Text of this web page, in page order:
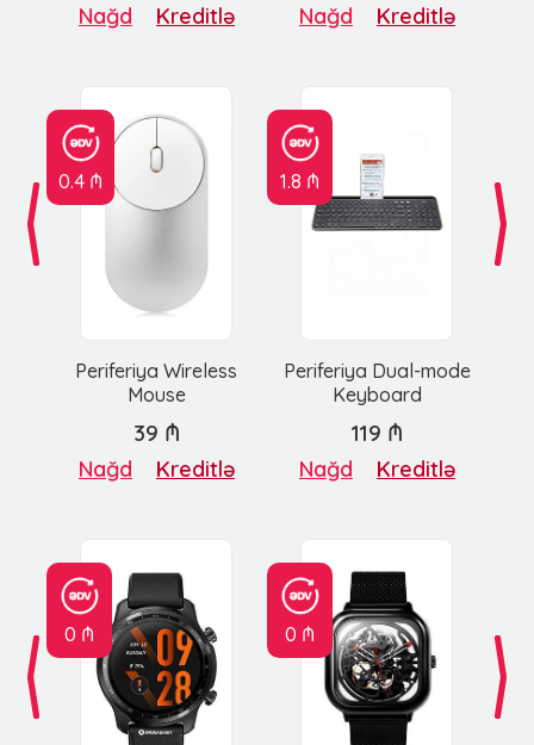
Nağd Kreditlə Nağd Kreditlə
0.4 ₼
Periferiya Wireless
Mouse
1.8 ₼
Periferiya Dual-mode
Keyboard
39 ₼
Nağd Kreditlə
119 ₼
Nağd Kreditlə
0 ₼ 0 ₼